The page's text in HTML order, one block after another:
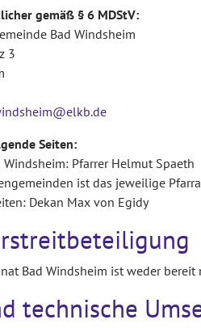
gemäß § 6 MDStV:
Bad Windsheim
3
Seiten:
Pfarrer Helmut Spaeth
ist das jeweilige
Dekan Max von Egidy
Bad Windsheim ist weder
technische